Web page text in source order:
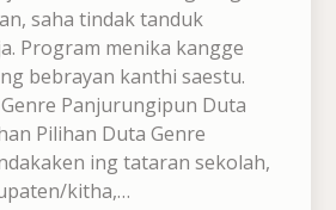
saha tindak tanduk
Program menika kangge
bebrayan kanthi saestu.
Panjurungipun Duta
Pilihan Duta Genre
ing tataran sekolah,
kitha,…